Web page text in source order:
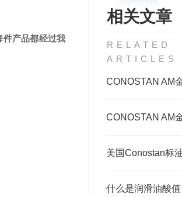
相关文章
RELATED
ARTICLES
什么是润滑油酸值
产品都经过我